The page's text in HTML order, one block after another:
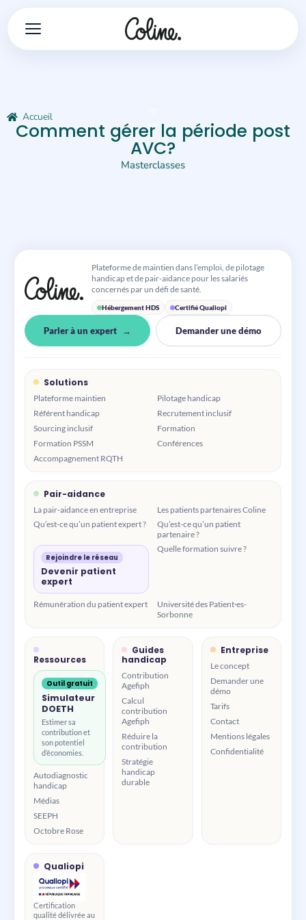
Accueil
Comment gérer la période post
AVC?
Masterclasses
Plateforme de maintien dans l’emploi, de pilotage
handicap et de pair-aidance pour les salariés
concernés par un défi de santé.
Hébergement HDS Certifié Qualiopi
Parler à un expert Demander une démo
Solutions
Plateforme maintien
Pilotage handicap
Référent handicap
Recrutement inclusif
Sourcing inclusif
Formation
Formation PSSM
Conférences
Accompagnement RQTH
Pair-aidance
La pair-aidance en entreprise
Les patients partenaires Coline
Qu’est-ce qu’un patient expert ?
Qu’est-ce qu’un patient
partenaire ?
Rejoindre le réseau
Devenir patient
expert
Quelle formation suivre ?
Rémunération du patient expert
Université des Patient·es-
Sorbonne
Ressources
Outil gratuit
Simulateur
DOETH
Estimer sa
contribution et
son potentiel
d’économies.
Autodiagnostic
handicap
Médias
SEEPH
Octobre Rose
Guides
handicap
Contribution
Agefiph
Calcul
contribution
Agefiph
Réduire la
contribution
Stratégie
handicap
durable
Entreprise
Le concept
Demander une
démo
Tarifs
Contact
Mentions légales
Confidentialité
Qualiopi
Certification
qualité délivrée au